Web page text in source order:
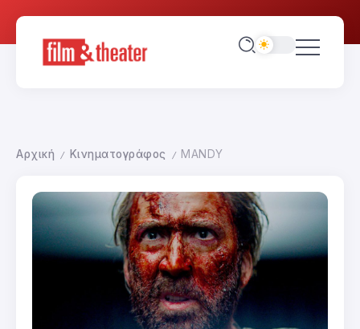
Αρχική / Κινηματογράφος / MANDY